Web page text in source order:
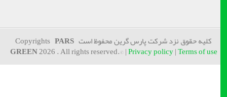
کلیه حقوق نزد شرکت پارس گرین محفوظ است CopyrightsPARS
GREEN2026 . All rights reserved.© |Privacy policy|Terms of use